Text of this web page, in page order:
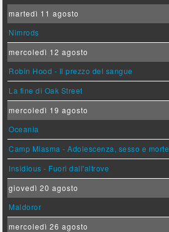
martedì 11 agosto
Nimrods
mercoledì 12 agosto
Robin Hood - Il prezzo del sangue
La fine di Oak Street
mercoledì 19 agosto
Oceania
Camp Miasma - Adolescenza, sesso e morte
Insidious - Fuori dall'altrove
giovedì 20 agosto
Maldoror
mercoledì 26 agosto